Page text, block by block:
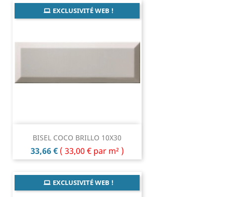
BISEL COCO BRILLO 10X30
Prix
33,66 € ( 33,00 € par m² )
EXCLUSIVITÉ WEB !
EXCLUSIVITÉ WEB !